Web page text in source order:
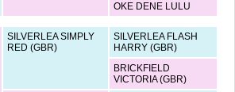
OKE DENE LULU
SILVERLEA SIMPLY
RED (GBR)
SILVERLEA FLASH
HARRY (GBR)
BRICKFIELD
VICTORIA (GBR)